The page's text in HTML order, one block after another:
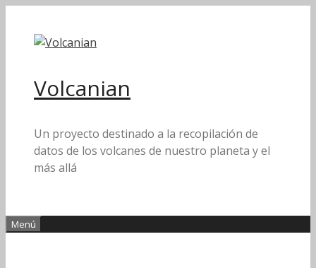
contenido
Volcanian
Un proyecto destinado a la recopilación de
datos de los volcanes de nuestro planeta y el
más allá
Menú